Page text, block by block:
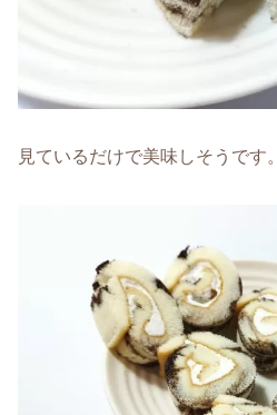
見ているだけで美味しそうです。